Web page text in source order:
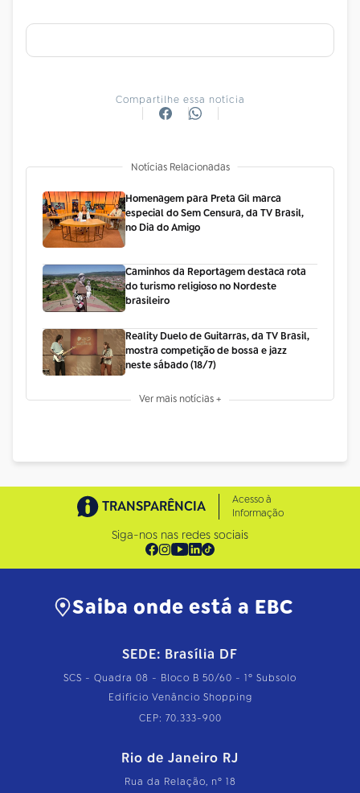
Compartilhe essa notícia
Notícias Relacionadas
Homenagem para Preta Gil marca
especial do Sem Censura, da TV Brasil,
no Dia do Amigo
Caminhos da Reportagem destaca rota
do turismo religioso no Nordeste
brasileiro
Reality Duelo de Guitarras, da TV Brasil,
mostra competição de bossa e jazz
neste sábado (18/7)
Ver mais notícias +
TRANSPARÊNCIA
Acesso à
Informação
Siga-nos nas redes sociais
Saiba onde está a EBC
SEDE: Brasília DF
SCS - Quadra 08 - Bloco B 50/60 - 1º Subsolo
Edifício Venâncio Shopping
CEP: 70.333-900
Rio de Janeiro RJ
Rua da Relação, nº 18